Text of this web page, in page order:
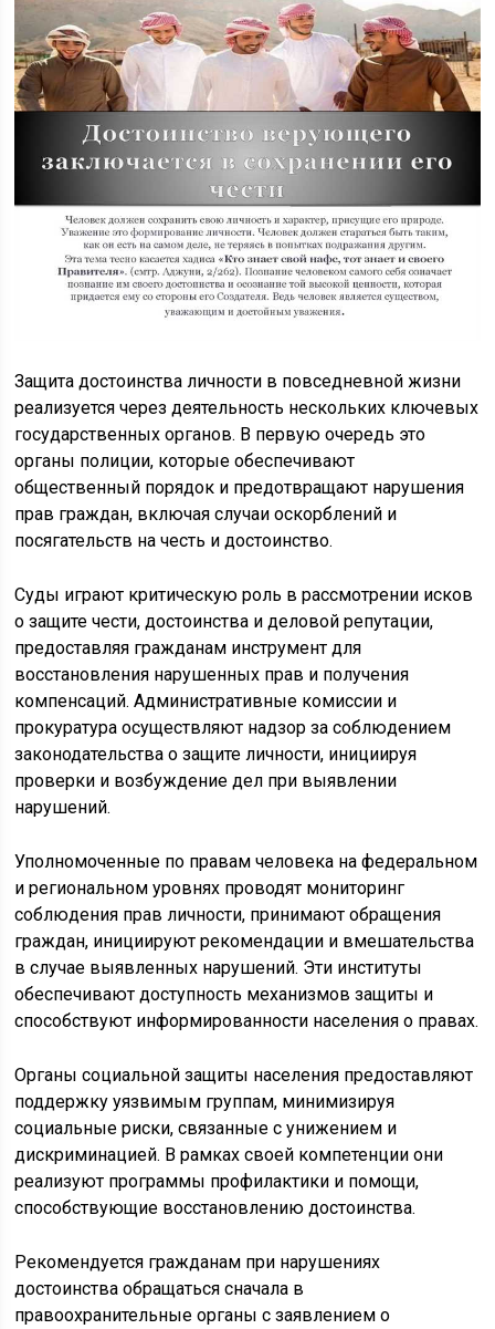
Защита достоинства личности в повседневной жизни
реализуется через деятельность нескольких ключевых
государственных органов. В первую очередь это
органы полиции, которые обеспечивают
общественный порядок и предотвращают нарушения
прав граждан, включая случаи оскорблений и
посягательств на честь и достоинство.
Суды играют критическую роль в рассмотрении исков
о защите чести, достоинства и деловой репутации,
предоставляя гражданам инструмент для
восстановления нарушенных прав и получения
компенсаций. Административные комиссии и
прокуратура осуществляют надзор за соблюдением
законодательства о защите личности, инициируя
проверки и возбуждение дел при выявлении
нарушений.
Уполномоченные по правам человека на федеральном
и региональном уровнях проводят мониторинг
соблюдения прав личности, принимают обращения
граждан, инициируют рекомендации и вмешательства
в случае выявленных нарушений. Эти институты
обеспечивают доступность механизмов защиты и
способствуют информированности населения о правах.
Органы социальной защиты населения предоставляют
поддержку уязвимым группам, минимизируя
социальные риски, связанные с унижением и
дискриминацией. В рамках своей компетенции они
реализуют программы профилактики и помощи,
способствующие восстановлению достоинства.
Рекомендуется гражданам при нарушениях
достоинства обращаться сначала в
правоохранительные органы с заявлением о